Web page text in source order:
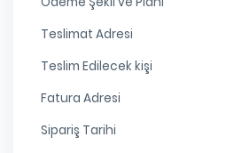
Teslimat Adresi
Teslim Edilecek kişi
Fatura Adresi
Sipariş Tarihi